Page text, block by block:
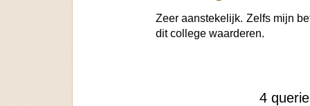
Zeer aanstekelijk. Zelfs mijn
dit college waarderen.
4